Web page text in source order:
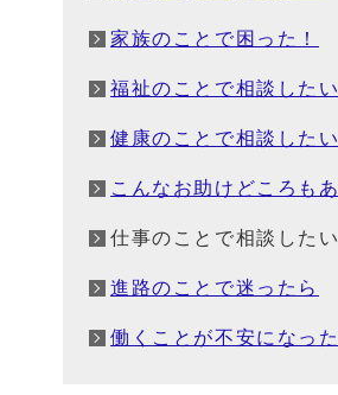
家族のことで困った！
福祉のことで相談したい
健康のことで相談したい
こんなお助けどころもあ
仕事のことで相談したい
進路のことで迷ったら
働くことが不安になっ